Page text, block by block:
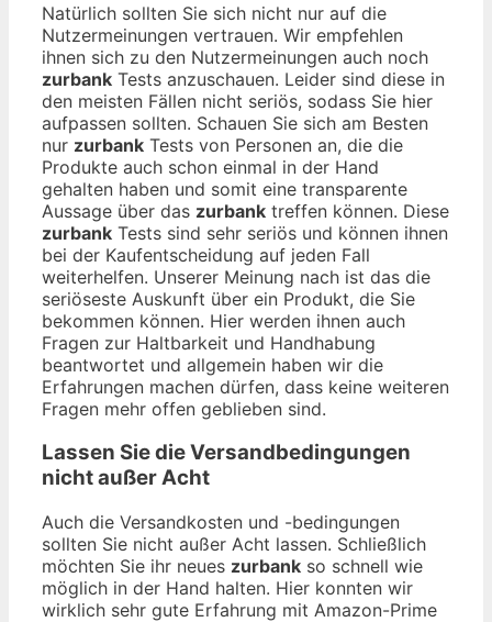
Natürlich sollten Sie sich nicht nur auf die
Nutzermeinungen vertrauen. Wir empfehlen
ihnen sich zu den Nutzermeinungen auch noch
zurbank Tests anzuschauen. Leider sind diese in
den meisten Fällen nicht seriös, sodass Sie hier
aufpassen sollten. Schauen Sie sich am Besten
nur zurbank Tests von Personen an, die die
Produkte auch schon einmal in der Hand
gehalten haben und somit eine transparente
Aussage über das zurbank treffen können. Diese
zurbank Tests sind sehr seriös und können ihnen
bei der Kaufentscheidung auf jeden Fall
weiterhelfen. Unserer Meinung nach ist das die
seriöseste Auskunft über ein Produkt, die Sie
bekommen können. Hier werden ihnen auch
Fragen zur Haltbarkeit und Handhabung
beantwortet und allgemein haben wir die
Erfahrungen machen dürfen, dass keine weiteren
Fragen mehr offen geblieben sind.
Lassen Sie die Versandbedingungen
nicht außer Acht
Auch die Versandkosten und -bedingungen
sollten Sie nicht außer Acht lassen. Schließlich
möchten Sie ihr neues zurbank so schnell wie
möglich in der Hand halten. Hier konnten wir
wirklich sehr gute Erfahrung mit Amazon-Prime